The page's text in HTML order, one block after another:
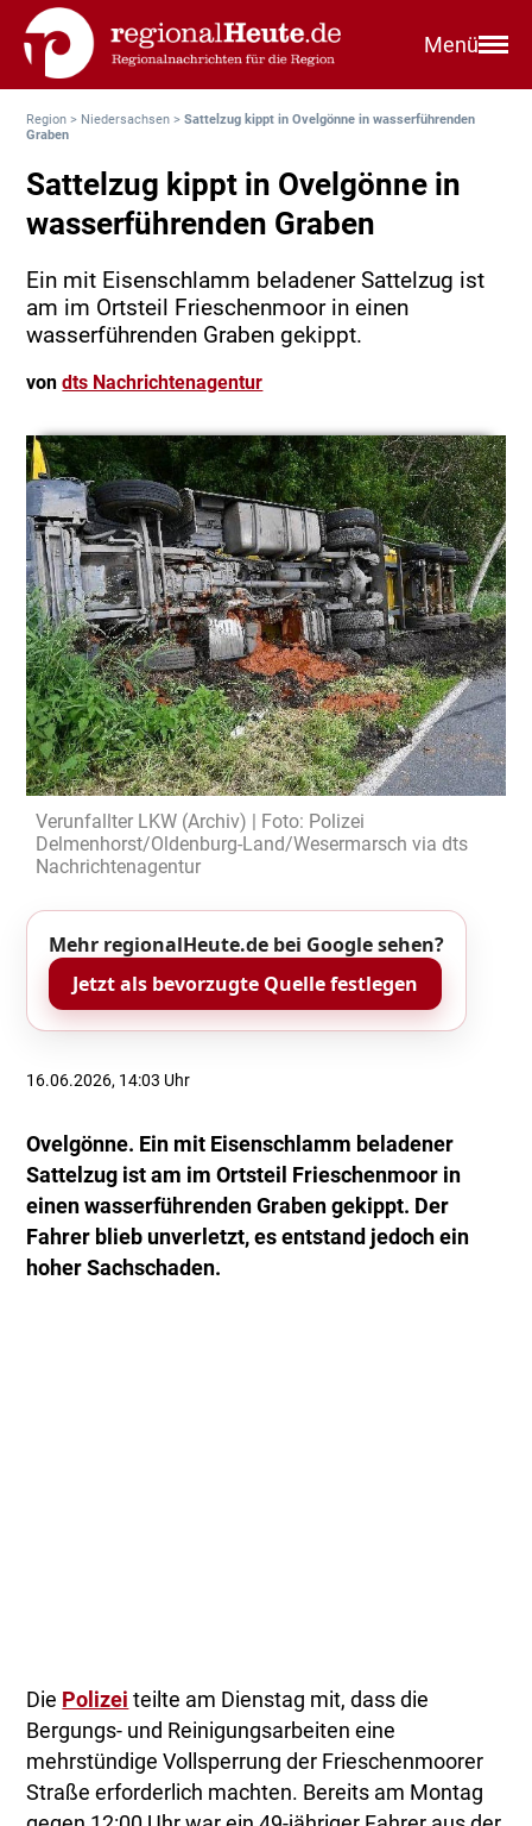
Menü
Region > Niedersachsen >Sattelzug kippt in Ovelgönne in wasserführenden
Graben
Sattelzug kippt in Ovelgönne in
wasserführenden Graben
Ein mit Eisenschlamm beladener Sattelzug ist
am im Ortsteil Frieschenmoor in einen
wasserführenden Graben gekippt.
vondts Nachrichtenagentur
Verunfallter LKW (Archiv) | Foto: Polizei
Delmenhorst/Oldenburg-Land/Wesermarsch via dts
Nachrichtenagentur
Mehr regionalHeute.de bei Google sehen?
Jetzt als bevorzugte Quelle festlegen
16.06.2026, 14:03 Uhr
Ovelgönne. Ein mit Eisenschlamm beladener
Sattelzug ist am im Ortsteil Frieschenmoor in
einen wasserführenden Graben gekippt. Der
Fahrer blieb unverletzt, es entstand jedoch ein
hoher Sachschaden.
Die Polizei teilte am Dienstag mit, dass die
Bergungs- und Reinigungsarbeiten eine
mehrstündige Vollsperrung der Frieschenmoorer
Straße erforderlich machten. Bereits am Montag